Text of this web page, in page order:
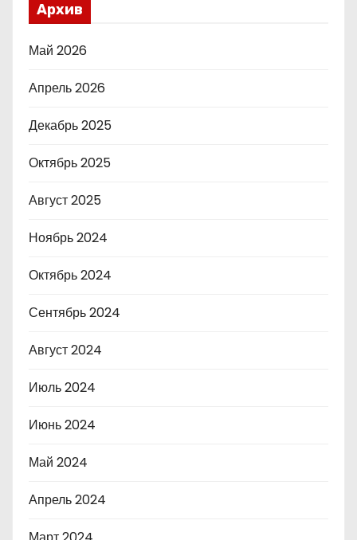
Архив
Май 2026
Апрель 2026
Декабрь 2025
Октябрь 2025
Август 2025
Ноябрь 2024
Октябрь 2024
Сентябрь 2024
Август 2024
Июль 2024
Июнь 2024
Май 2024
Апрель 2024